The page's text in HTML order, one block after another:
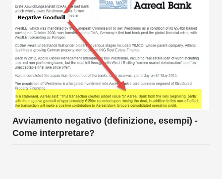
Avviamento negativo (definizione, esempi) -
Come interpretare?